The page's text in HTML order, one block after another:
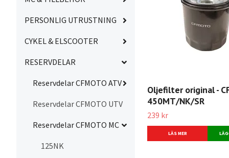
PERSONLIG UTRUSTNING
CYKEL & ELSCOOTER
RESERVDELAR
Reservdelar CFMOTO ATV
Reservdelar CFMOTO UTV
Reservdelar CFMOTO MC
125NK
Oljefilter original -
450MT/NK/SR
239 kr
LÄS MER